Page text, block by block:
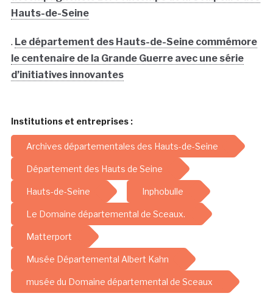
Hauts-de-Seine
. Le département des Hauts-de-Seine commémore
le centenaire de la Grande Guerre avec une série
d’initiatives innovantes
Institutions et entreprises :
Archives départementales des Hauts-de-Seine
Département des Hauts de Seine
Hauts-de-Seine Inphobulle
Le Domaine départemental de Sceaux.
Matterport
Musée Départemental Albert Kahn
musée du Domaine départemental de Sceaux